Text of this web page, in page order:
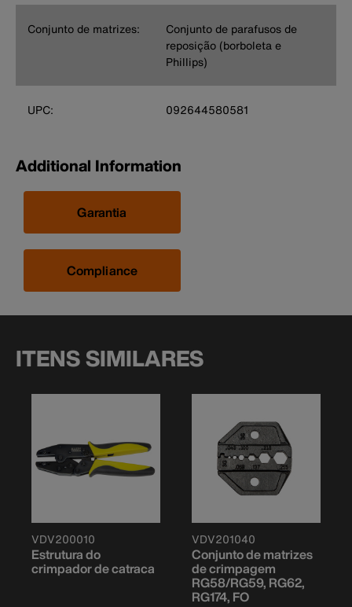
Conjunto de matrizes:
Conjunto de parafusos de
reposição (borboleta e
Phillips)
UPC: 092644580581
Additional Information
Garantia
Compliance
ITENS SIMILARES
VDV200010
Estrutura do
crimpador de catraca
VDV201040
Conjunto de matrizes
de crimpagem
RG58/RG59, RG62,
RG174, FO